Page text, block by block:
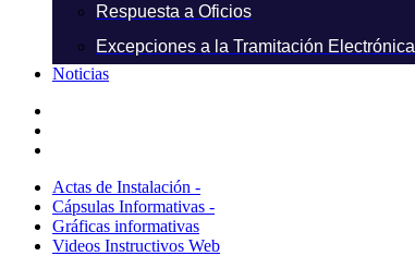
Respuesta a Oficios
Excepciones a la Tramitación Electrónica
Noticias
Actas de Instalación -
Cápsulas Informativas -
Gráficas informativas
Videos Instructivos Web